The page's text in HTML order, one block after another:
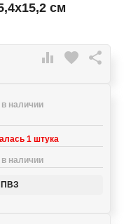
см
 favorite 
в наличии
1 штука
в наличии
ПВЗ